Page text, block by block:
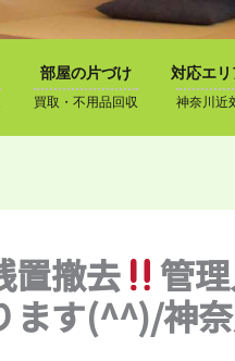
部屋の片づけ
買取・不用品回収
対応エリ
神奈川近
置撤去
管
ます(^^)/神